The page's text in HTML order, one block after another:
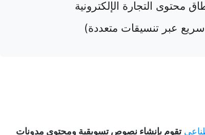
محتوى التجارة الإلكترونية
عبر تنسيقات متعددة)
تقوم بإنشاء نصوص تسويقية ومحتوى مدونات